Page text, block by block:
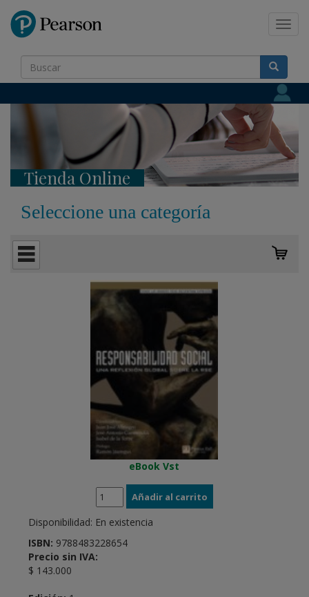
Tienda Online
Seleccione una categoría
eBook Vst
Disponibilidad: En existencia
ISBN: 9788483228654
Precio sin IVA:
$ 143.000